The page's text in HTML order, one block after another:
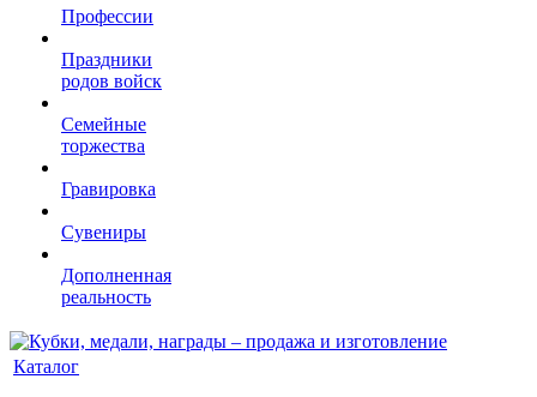
Профессии
Праздники
родов войск
Семейные
торжества
Гравировка
Сувениры
Дополненная
реальность
Каталог